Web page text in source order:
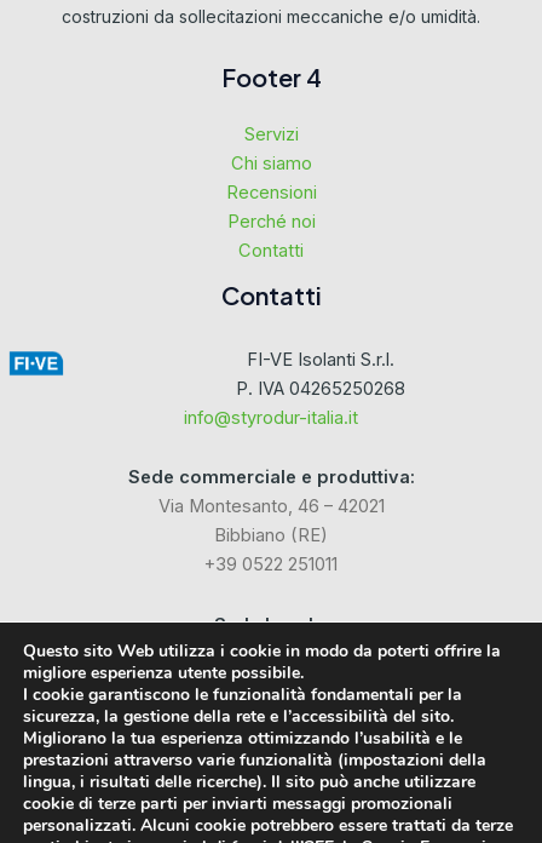
costruzioni da sollecitazioni meccaniche e/o umidità.
Footer 4
Servizi
Chi siamo
Recensioni
Perché noi
Contatti
Contatti
FI-VE Isolanti S.r.l.
P. IVA 04265250268
info@styrodur-italia.it
Sede commerciale e produttiva:
Via Montesanto, 46 – 42021
Bibbiano (RE)
+39 0522 251011
Sede Legale:
Via Industriale dell’Isola, 3
24040 Chignolo d’Isola (BG)
Social
Facebook
Questo sito Web utilizza i cookie in modo da poterti offrire la
migliore esperienza utente possibile.
I cookie garantiscono le funzionalità fondamentali per la
sicurezza, la gestione della rete e l’accessibilità del sito.
Migliorano la tua esperienza ottimizzando l’usabilità e le
prestazioni attraverso varie funzionalità (impostazioni della
lingua, i risultati delle ricerche). Il sito può anche utilizzare
cookie di terze parti per inviarti messaggi promozionali
personalizzati. Alcuni cookie potrebbero essere trattati da terze